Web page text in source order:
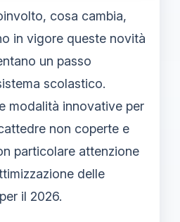
cosa cambia,
in vigore queste novità
un passo
scolastico.
modalità innovative per
non coperte e
particolare attenzione
delle
il 2026.